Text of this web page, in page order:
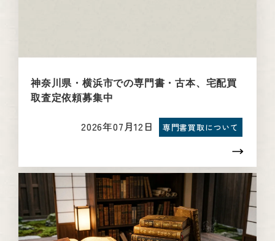
神奈川県・横浜市での専門書・古本、宅配買
取査定依頼募集中
2026年07月12日 専門書買取について